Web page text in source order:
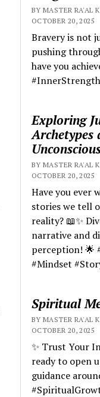
BY MASTER RA'AL
OCTOBER 20, 2025
Bravery is not
pushing
have you
Exploring
Archetypes
BY MASTER RA'AL
OCTOBER 20, 2025
Have you ever
stories we tell
reality? 📖✨
narrative and
perception! 🌟
#Mindset
Spiritual
BY MASTER RA'AL
OCTOBER 20, 2025
✨ Trust Your
ready to open
guidance